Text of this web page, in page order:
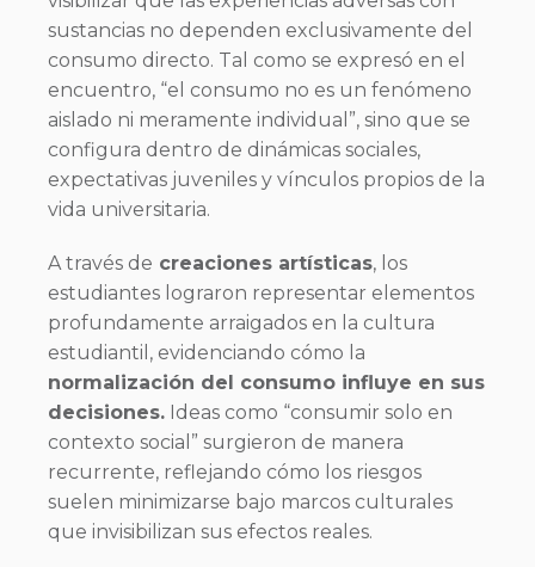
sustancias no dependen exclusivamente del
consumo directo. Tal como se expresó en el
encuentro, “el consumo no es un fenómeno
aislado ni meramente individual”, sino que se
configura dentro de dinámicas sociales,
expectativas juveniles y vínculos propios de la
vida universitaria.
A través de creaciones artísticas, los
estudiantes lograron representar elementos
profundamente arraigados en la cultura
estudiantil, evidenciando cómo la
normalización del consumo influye en sus
decisiones. Ideas como “consumir solo en
contexto social” surgieron de manera
recurrente, reflejando cómo los riesgos
suelen minimizarse bajo marcos culturales
que invisibilizan sus efectos reales.